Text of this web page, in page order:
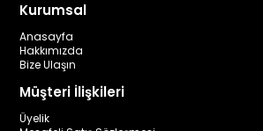
Kurumsal
Anasayfa
Hakkımızda
Bize Ulaşın
Müşteri İlişkileri
Üyelik